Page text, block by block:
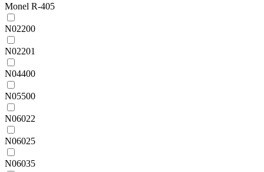
Monel R-405
N02200
N02201
N04400
N05500
N06022
N06025
N06035